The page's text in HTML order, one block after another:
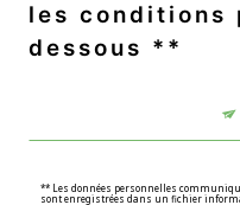
les
dessous **
** Les données personnelles
sont enregistrées dans un fichier